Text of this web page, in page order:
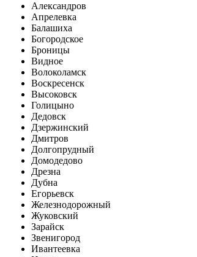
Александров
Апрелевка
Балашиха
Богородское
Броницы
Видное
Волоколамск
Воскресенск
Высоковск
Голицыно
Дедовск
Дзержинский
Дмитров
Долгопрудный
Домодедово
Дрезна
Дубна
Егорьевск
Железнодорожный
Жуковский
Зарайск
Звенигород
Ивантеевка